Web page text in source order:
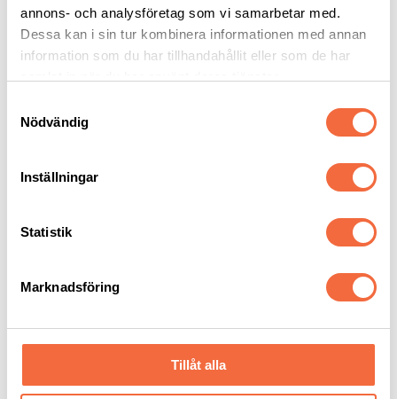
annons- och analysföretag som vi samarbetar med.
Dessa kan i sin tur kombinera informationen med annan
information som du har tillhandahållit eller som de har
Nödvändig
Inställningar
Statistik
Marknadsföring
Tillåt alla
Service & Support
Service
Support
Säkerhet
produktion?
produktion?
Messer Cutting System automatiserar materialhanteringsprocessen
Det börjar med att flytta all produktionsinformation och
produktionsprocesser till en digital form: försäljningsorder,
arbetsförberedande instruktioner, produktionsorder,
produktionsscheman, etc.